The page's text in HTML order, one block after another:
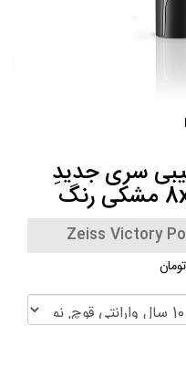
سری جدیدِ
Zeiss Victory